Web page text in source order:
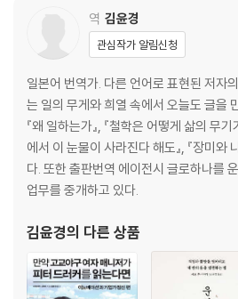
현재의 생활을 유지하며 인내심을 가져라
지금 할 수 있는 일을 해라
돈 만들 방법을 궁리해라
남들의 질투를 자기 긍정감으로 극복해라
변화를 성장의 일부로 받아들여라
라이프워크로 정리되는 인간관계를 두려워
[나다움 발굴 프로젝트 5]
Day 6 라이프워크를 위한 마인드를 갖춘다
라이프워크를 위한 팀을 만들어라
라이프워크가 실현된 것처럼 행동해라
라이프워크를 실천 중인 사람들을 만나라
잘되지 않은 일도 긍정적으로 인식해라
소중한 사람에게 나의 결심을 분명히 밝혀라
역 김윤경
관심작가 알림신청
일본어 번역가. 다른 언어로 표현된 저자
는 일의 무게와 희열 속에서 오늘도 글을
『왜 일하는가』, 『철학은 어떻게 삶의 무
에서 이 눈물이 사라진다 해도』, 『장미와
다. 또한 출판번역 에이전시 글로하나를
업무를 중개하고 있다.
김윤경의 다른 상품